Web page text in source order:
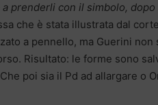
prenderli con il simbolo,
che è stata illustrata dal
a pennello, ma Guerini non
Risultato: le forme sono
poi sia il Pd ad allargare o